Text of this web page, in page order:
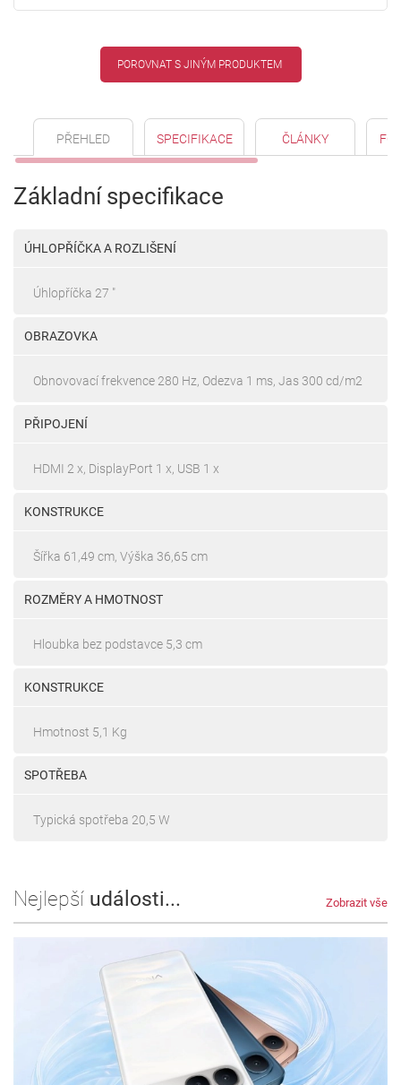
POROVNAT S JINÝM PRODUKTEM
PŘEHLED SPECIFIKACE ČLÁNKY
Základní specifikace
ÚHLOPŘÍČKA A ROZLIŠENÍ
Úhlopříčka 27 "
OBRAZOVKA
Obnovovací frekvence 280 Hz, Odezva 1 ms, Jas 300 cd/m2
PŘIPOJENÍ
HDMI 2 x, DisplayPort 1 x, USB 1 x
KONSTRUKCE
Šířka 61,49 cm, Výška 36,65 cm
ROZMĚRY A HMOTNOST
Hloubka bez podstavce 5,3 cm
KONSTRUKCE
Hmotnost 5,1 Kg
SPOTŘEBA
Typická spotřeba 20,5 W
Nejlepší události... Zobrazit vše